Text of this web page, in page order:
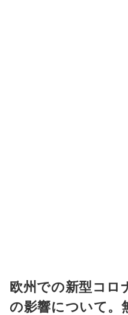
欧州での新型コロ
の影響について。